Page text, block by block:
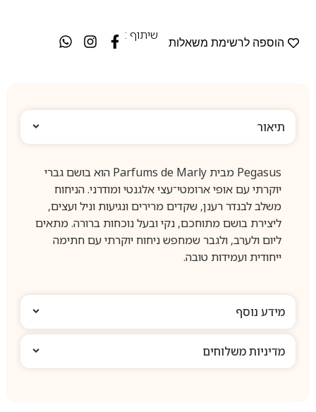
הוספה לרשימת משאלות
שיתוף :
תיאור
Pegasus מבית Parfums de Marly הוא בושם גברי
יוקרתי עם אופי ארומטי־עצי אלגנטי ומודרני. הניחוח
משלב לבנדר רענן, שקדים מרירים ונגיעות וניל ועצים,
ליצירת בושם מתוחכם, נקי ובעל נוכחות ברורה. מתאים
ליום ולערב, ולגבר שמחפש ניחוח יוקרתי עם חתימה
ייחודית ועמידות טובה.
מידע נוסף
מדיניות משלוחים